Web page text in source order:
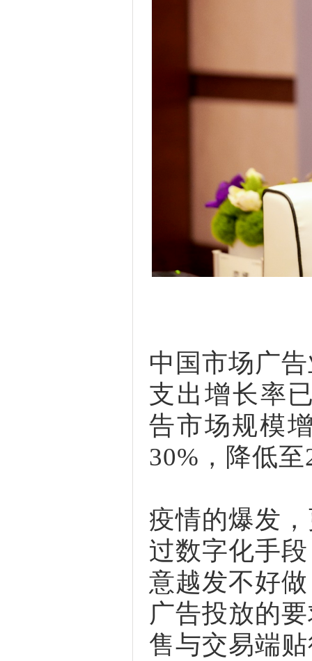
中国市场广
支出增长率
告市场规模
30%，降低至
疫情的爆发
过数字化手
意越发不好
广告投放的
售与交易端